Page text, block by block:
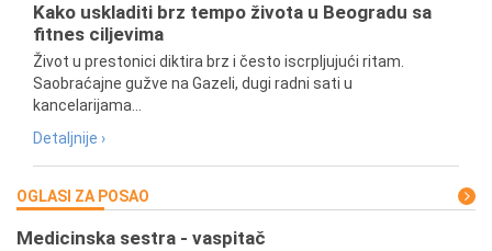
Kako uskladiti brz tempo života u Beogradu sa
fitnes ciljevima
Život u prestonici diktira brz i često iscrpljujući ritam.
Saobraćajne gužve na Gazeli, dugi radni sati u
kancelarijama...
Detaljnije ›
OGLASI ZA POSAO
Medicinska sestra - vaspitač